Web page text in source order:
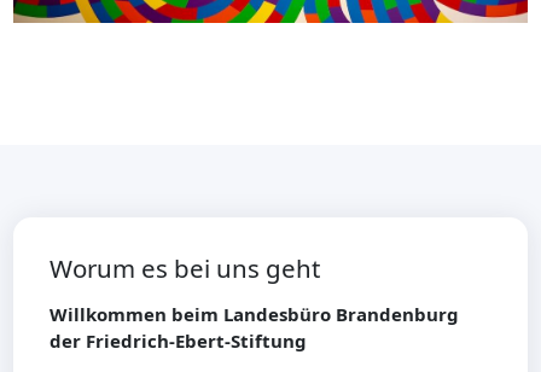
Worum es bei uns geht
Willkommen beim Landesbüro Brandenburg
der Friedrich-Ebert-Stiftung